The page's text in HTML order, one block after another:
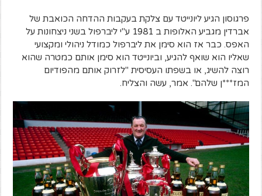
פרגוסון הגיע ליונייטד עם צלקת בעקבות ההדחה הכואבת של
אברדין מגביע האלופות ב 1981 ע"י ליברפול בשני ניצחונות על
האפס. כבר אז הוא סימן את ליברפול כמודל ניהולי ומקצועי
שאליו הוא שואף להגיע, וביונייטד הוא סימן אותם כמטרה שהוא
רוצה להשיג, או בשפתו העסיסית "לזרוק אותם מהפודיום
המז***ן שלהם". אמר, עשה והצליח.